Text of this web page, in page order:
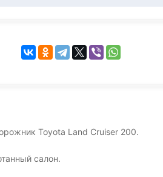
Toyota Land Cruiser 200.
салон.